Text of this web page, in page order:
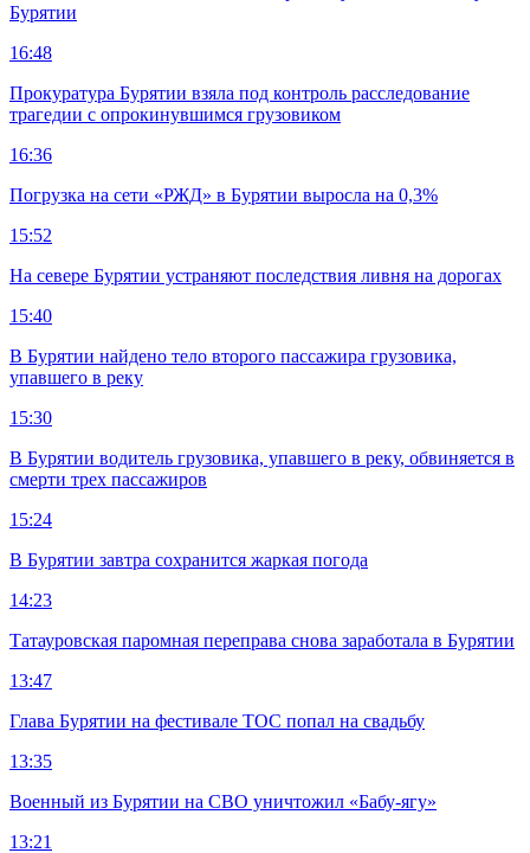
Бурятии
16:48
Прокуратура Бурятии взяла под контроль расследование
трагедии с опрокинувшимся грузовиком
16:36
Погрузка на сети «РЖД» в Бурятии выросла на 0,3%
15:52
На севере Бурятии устраняют последствия ливня на дорогах
15:40
В Бурятии найдено тело второго пассажира грузовика,
упавшего в реку
15:30
В Бурятии водитель грузовика, упавшего в реку, обвиняется в
смерти трех пассажиров
15:24
В Бурятии завтра сохранится жаркая погода
14:23
Татауровская паромная переправа снова заработала в Бурятии
13:47
Глава Бурятии на фестивале ТОС попал на свадьбу
13:35
Военный из Бурятии на СВО уничтожил «Бабу-ягу»
13:21